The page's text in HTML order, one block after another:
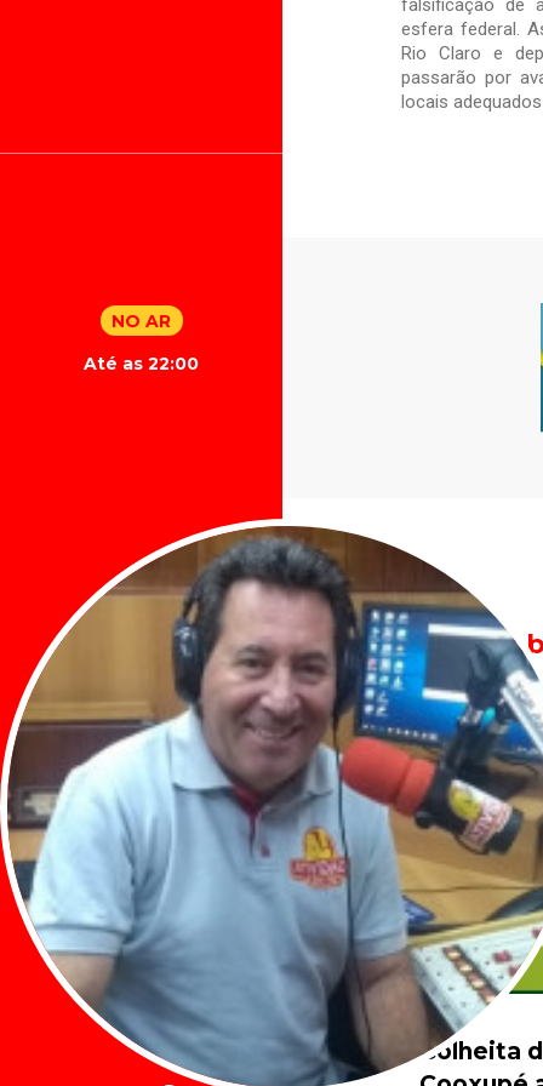
NO AR
Até as 22:00
falsificação de
esfera federal.
Rio Claro e
passarão por
locais
Veja
Colheita